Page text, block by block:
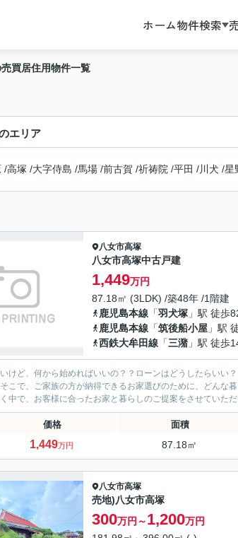
ホーム物件検索
買居住用物件一覧
エリア
/高塚 /大字侍島 /馬場 /前古賀 /祈祷院 /平田 /川犬 /星
八女市高塚
八女市高塚中古戸建
1,449万円
87.18㎡ (3LDK) /築48年 /1階建
鹿児島本線 「羽犬塚 」駅 徒歩
鹿児島本線 「筑後船小屋 」駅
西鉄大牟田線 「三潴 」駅 徒歩
けど、何から始めればいいの？？ローンはどうしたらいい
こで、ご家族の方が納得できるお家選びのために、どんな
価格 面積
1,449万円 87.18㎡
八女市高塚
売地)八女市高塚
300万円～1,200万円